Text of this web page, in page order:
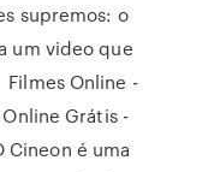
supremos: o
um video que
Online -
Grátis -
Cineon é uma